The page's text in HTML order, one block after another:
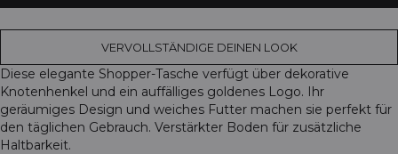
VERVOLLSTÄNDIGE DEINEN LOOK
Diese elegante Shopper-Tasche verfügt über dekorative
Knotenhenkel und ein auffälliges goldenes Logo. Ihr
geräumiges Design und weiches Futter machen sie perfekt für
den täglichen Gebrauch. Verstärkter Boden für zusätzliche
Haltbarkeit.